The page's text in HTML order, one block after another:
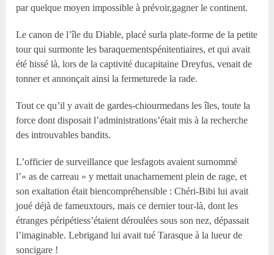
par quelque moyen impossible à prévoir,gagner le continent.
Le canon de l’île du Diable, placé surla plate-forme de la petite
tour qui surmonte les baraquementspénitentiaires, et qui avait
été hissé là, lors de la captivité ducapitaine Dreyfus, venait de
tonner et annonçait ainsi la fermeturede la rade.
Tout ce qu’il y avait de gardes-chiourmedans les îles, toute la
force dont disposait l’administrations’était mis à la recherche
des introuvables bandits.
L’officier de surveillance que lesfagots avaient surnommé
l’« as de carreau » y mettait unacharnement plein de rage, et
son exaltation était biencompréhensible : Chéri-Bibi lui avait
joué déjà de fameuxtours, mais ce dernier tour-là, dont les
étranges péripétiess’étaient déroulées sous son nez, dépassait
l’imaginable. Lebrigand lui avait tué Tarasque à la lueur de
soncigare !